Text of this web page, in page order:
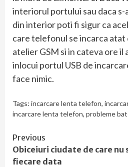
interiorul portului sau daca s-
din interior poti fi sigur ca
care telefonul se incarca atat
atelier GSM si in cateva ore il
inlocui portul USB de
face nimic.
Tags: incarcare lenta telefon,
incarcare lenta telefon, probleme
Continue
Reading
Previous
Obiceiuri ciudate de care
fiecare data